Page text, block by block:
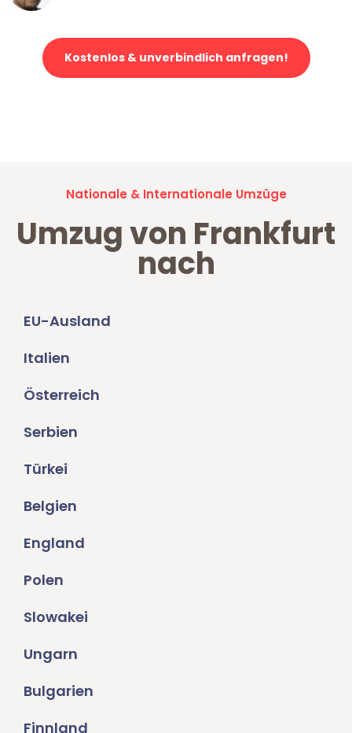
Kostenlos & unverbindlich anfragen!
Nationale & Internationale Umzüge
Umzug von Frankfurt
nach
EU-Ausland
Italien
Österreich
Serbien
Türkei
Belgien
England
Polen
Slowakei
Ungarn
Bulgarien
Finnland